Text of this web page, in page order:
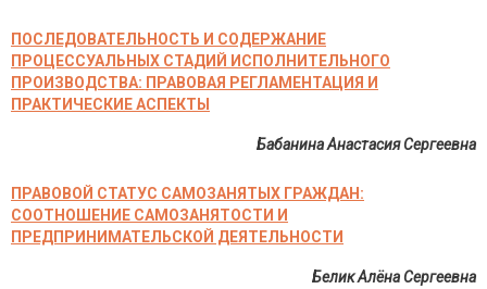
ПОСЛЕДОВАТЕЛЬНОСТЬ И СОДЕРЖАНИЕ
ПРОЦЕССУАЛЬНЫХ СТАДИЙ ИСПОЛНИТЕЛЬНОГО
ПРОИЗВОДСТВА: ПРАВОВАЯ РЕГЛАМЕНТАЦИЯ И
ПРАКТИЧЕСКИЕ АСПЕКТЫ
Бабанина Анастасия Сергеевна
ПРАВОВОЙ СТАТУС САМОЗАНЯТЫХ ГРАЖДАН:
СООТНОШЕНИЕ САМОЗАНЯТОСТИ И
ПРЕДПРИНИМАТЕЛЬСКОЙ ДЕЯТЕЛЬНОСТИ
Белик Алёна Сергеевна